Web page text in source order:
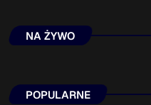
kieleckich studentów
NA ŻYWO
POPULARNE